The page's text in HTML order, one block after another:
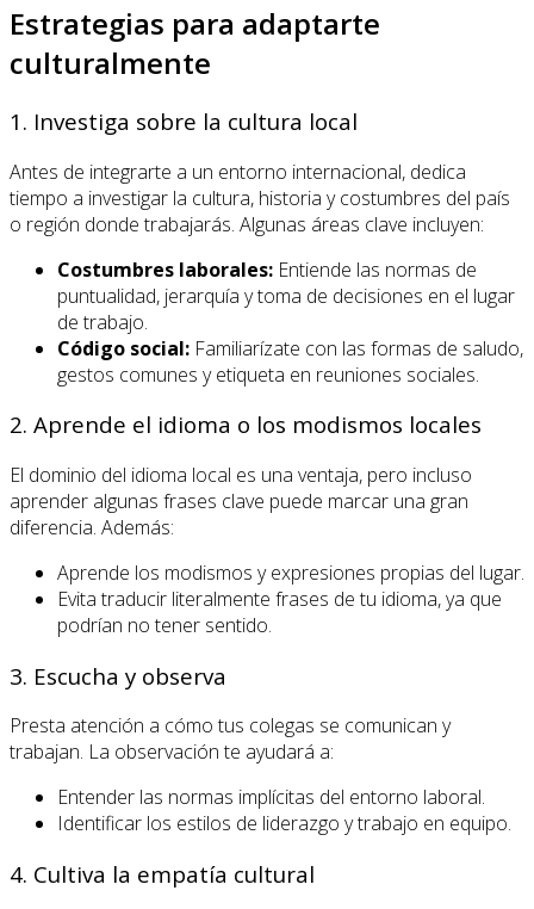
Estrategias para adaptarte
culturalmente
1. Investiga sobre la cultura local
Antes de integrarte a un entorno internacional, dedica
tiempo a investigar la cultura, historia y costumbres del país
o región donde trabajarás. Algunas áreas clave incluyen:
Costumbres laborales: Entiende las normas de
puntualidad, jerarquía y toma de decisiones en el lugar
de trabajo.
Código social: Familiarízate con las formas de saludo,
gestos comunes y etiqueta en reuniones sociales.
2. Aprende el idioma o los modismos locales
El dominio del idioma local es una ventaja, pero incluso
aprender algunas frases clave puede marcar una gran
diferencia. Además:
Aprende los modismos y expresiones propias del lugar.
Evita traducir literalmente frases de tu idioma, ya que
podrían no tener sentido.
3. Escucha y observa
Presta atención a cómo tus colegas se comunican y
trabajan. La observación te ayudará a:
Entender las normas implícitas del entorno laboral.
Identificar los estilos de liderazgo y trabajo en equipo.
4. Cultiva la empatía cultural